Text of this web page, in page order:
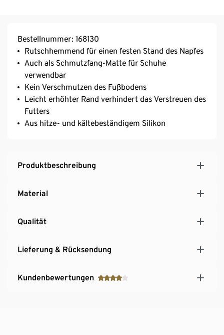
Bestellnummer: 168130
Rutschhemmend für einen festen Stand des Napfes
Auch als Schmutzfang-Matte für Schuhe
verwendbar
Kein Verschmutzen des Fußbodens
Leicht erhöhter Rand verhindert das Verstreuen des
Futters
Aus hitze- und kältebeständigem Silikon
Produktbeschreibung
Material
Qualität
Lieferung & Rücksendung
Kundenbewertungen